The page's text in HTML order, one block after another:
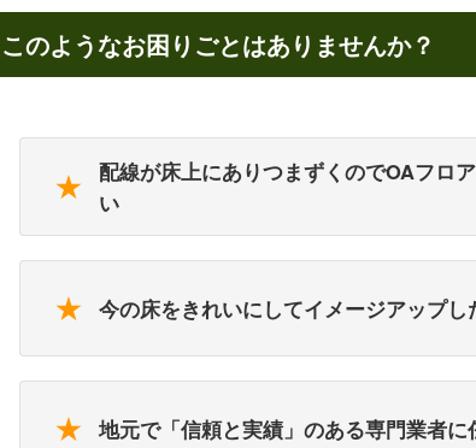
のようなお困りごとはありませんか？
★
配線が床上にありつまずくのでOAフロ
い
★ 今の床をきれいにしてイメージアップし
★ 地元で「信頼と実績」のある専門業者に